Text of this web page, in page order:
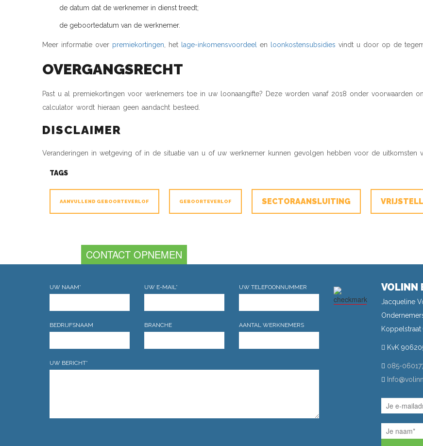
de datum dat de werknemer in dienst treedt;
de geboortedatum van de werknemer.
Meer informatie over premiekortingen , het lage-inkomensvoordeel en loonkostensubsidies vindt u door op de
OVERGANGSRECHT
Past u al premiekortingen voor werknemers toe in uw loonaangifte? Deze worden vanaf 2018 onder voorwaarden
calculator wordt hieraan geen aandacht besteed.
DISCLAIMER
Veranderingen in wetgeving of in de situatie van u of uw werknemer kunnen gevolgen hebben voor de uitkomsten
TAGS
AANVULLEND GEBOORTEVERLOF GEBOORTEVERLOF SECTORAANSLUITING
CONTACT OPNEMEN
UW NAAM* UW E-MAIL* UW TELEFOONNUMMER
BEDRIJFSNAAM BRANCHE AANTAL WERKNEMERS
UW BERICHT*
VOLINN
Jacqueline
Koppelstraat
KvK
085-